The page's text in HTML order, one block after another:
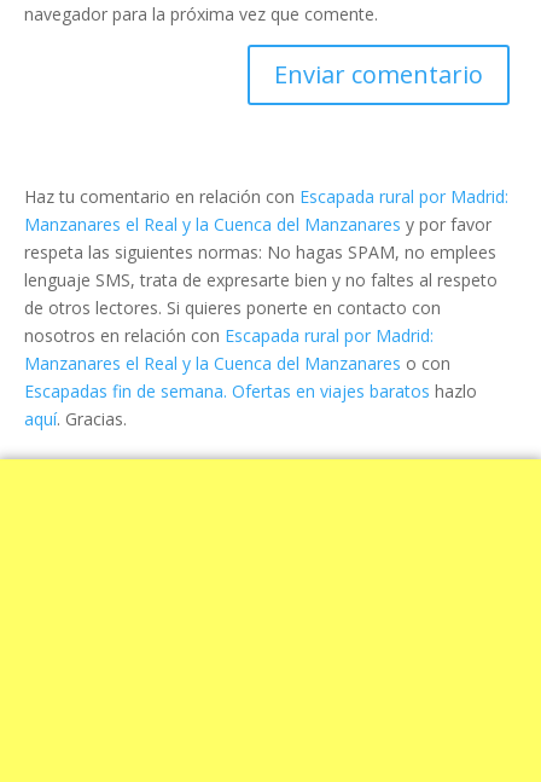
navegador para la próxima vez que comente.
Haz tu comentario en relación con Escapada rural por Madrid:
Manzanares el Real y la Cuenca del Manzanares y por favor
respeta las siguientes normas: No hagas SPAM, no emplees
lenguaje SMS, trata de expresarte bien y no faltes al respeto
de otros lectores. Si quieres ponerte en contacto con
nosotros en relación con Escapada rural por Madrid:
Manzanares el Real y la Cuenca del Manzanares o con
Escapadas fin de semana. Ofertas en viajes baratos hazlo
aquí. Gracias.